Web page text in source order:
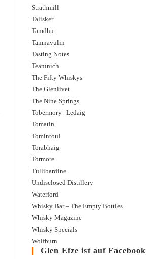
Strathmill
Talisker
Tamdhu
Tamnavulin
Tasting Notes
Teaninich
The Fifty Whiskys
The Glenlivet
The Nine Springs
Tobermory | Ledaig
Tomatin
Tomintoul
Torabhaig
Tormore
Tullibardine
Undisclosed Distillery
Waterford
Whisky Bar – The Empty Bottles
Whisky Magazine
Whisky Specials
Wolfburn
Glen Efze ist auf Facebook